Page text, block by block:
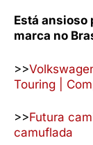
Está ansioso
marca no
>>
Touring |
>>Futura
camuflada